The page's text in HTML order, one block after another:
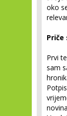
oko
Priče
Prvi
sam